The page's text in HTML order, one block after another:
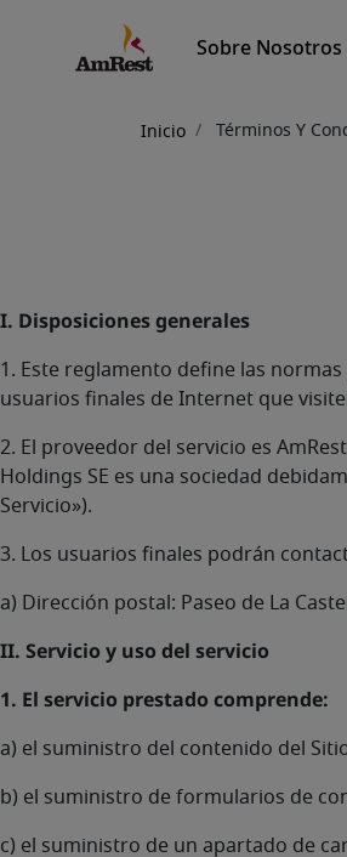
Main
Sobre Nosotros
Sobrescribir
a
la
navegación
Inicio Términos Y
I. Disposiciones generales
1. Este reglamento define las
usuarios finales de Internet que
2. El proveedor del servicio es
Holdings SE es una sociedad
Servicio»).
3. Los usuarios finales podrán
a) Dirección postal: Paseo de La
II. Servicio y uso del servicio
1. El servicio prestado comprende:
a) el suministro del contenido del
b) el suministro de formularios de
c) el suministro de un apartado de